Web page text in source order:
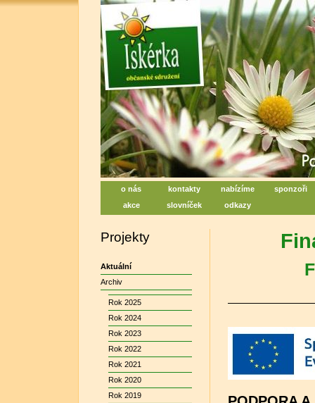
Iskérka, sociální centrum
Centrum na podporu duševního zdraví
o nás kontakty nabízíme
sponzoři
akce
slovníček odkazy
Projekty
Aktuální
Archiv
Rok 2025
Rok 2024
Rok 2023
Rok 2022
Rok 2021
Rok 2020
Rok 2019